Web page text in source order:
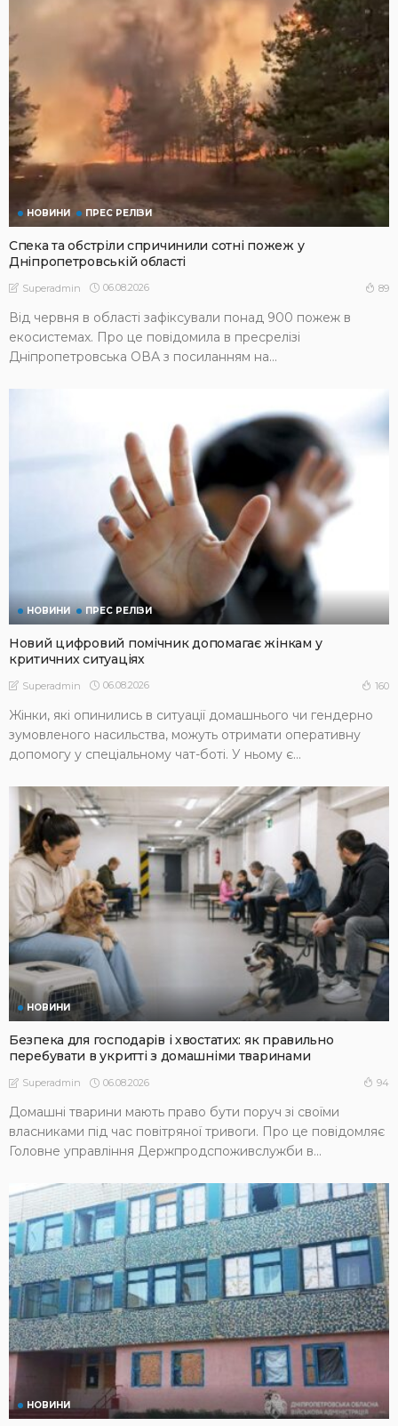
НОВИНИ ПРЕС РЕЛІЗИ
Спека та обстріли спричинили сотні пожеж у
Дніпропетровській області
Superadmin 06.08.2026 89
Від червня в області зафіксували понад 900 пожеж в
екосистемах. Про це повідомила в пресрелізі
Дніпропетровська ОВА з посиланням на...
НОВИНИ ПРЕС РЕЛІЗИ
Новий цифровий помічник допомагає жінкам у
критичних ситуаціях
Superadmin 06.08.2026 160
Жінки, які опинились в ситуації домашнього чи гендерно
зумовленого насильства, можуть отримати оперативну
допомогу у спеціальному чат-боті. У ньому є...
НОВИНИ
Безпека для господарів і хвостатих: як правильно
перебувати в укритті з домашніми тваринами
Superadmin 06.08.2026 94
Домашні тварини мають право бути поруч зі своїми
власниками під час повітряної тривоги. Про це повідомляє
Головне управління Держпродспоживслужби в...
НОВИНИ